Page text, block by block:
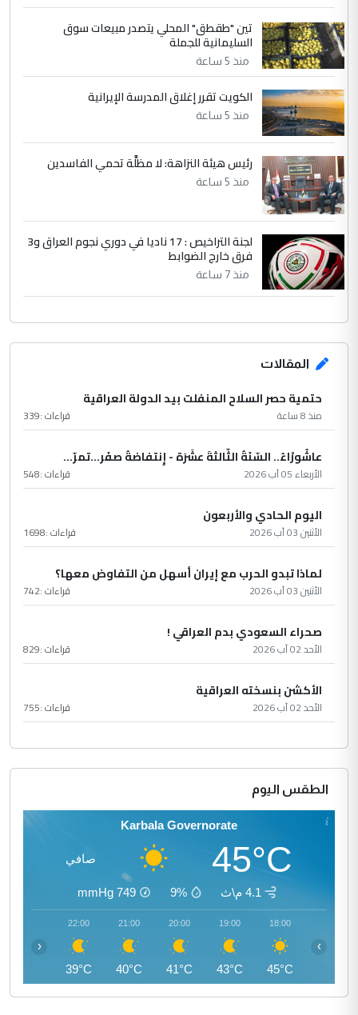
دقيق ومسؤول؛ فالاستثمار الحقيقي للإنسان
وثروات البلد يعتمد على الكفاءة ...
الموضوع :
بين الإهمال واغتصاب الأرض.. بلاد
الرافدين تعاني الجفاف والتصحر!!
تين "طقطق" المحلي يتصدر مبيعات سوق
السليمانية للجملة
منذ 5 ساعة
الكويت تقرر إغلاق المدرسة الإيرانية
منذ 5 ساعة
رئيس هيئة النزاهة: لا مظلَّة تحمي الفاسدين
منذ 5 ساعة
لجنة التراخيص : 17 ناديا في دوري نجوم العراق و3
فرق خارج الضوابط
منذ 7 ساعة
المقالات
حتمية حصر السلاح المنفلت بيد الدولة العراقية
منذ 8 ساعة قراءات :339
عاشُورْاءُ.. السّنَةُ الثّالثةَ عشَرَة - إِنتفاضةُ صفَر…تمرّ...
الأربعاء 05 آب 2026 قراءات :548
اليوم الحادي والأربعون
الأثنين 03 آب 2026 قراءات :1698
لماذا تبدو الحرب مع إيران أسهل من التفاوض معها؟
الأثنين 03 آب 2026 قراءات :742
صحراء السعودي بدم العراقي !
الأحد 02 آب 2026 قراءات :829
الأكشن بنسخته العراقية
الأحد 02 آب 2026 قراءات :755
الطقس اليوم
Karbala Governorate
45°C صافي
4.1 م\ث 9%
749
mmHg
18:00
45°C
19:00
43°C
20:00
41°C
21:00
40°C
22:00
39°C
‹ ›